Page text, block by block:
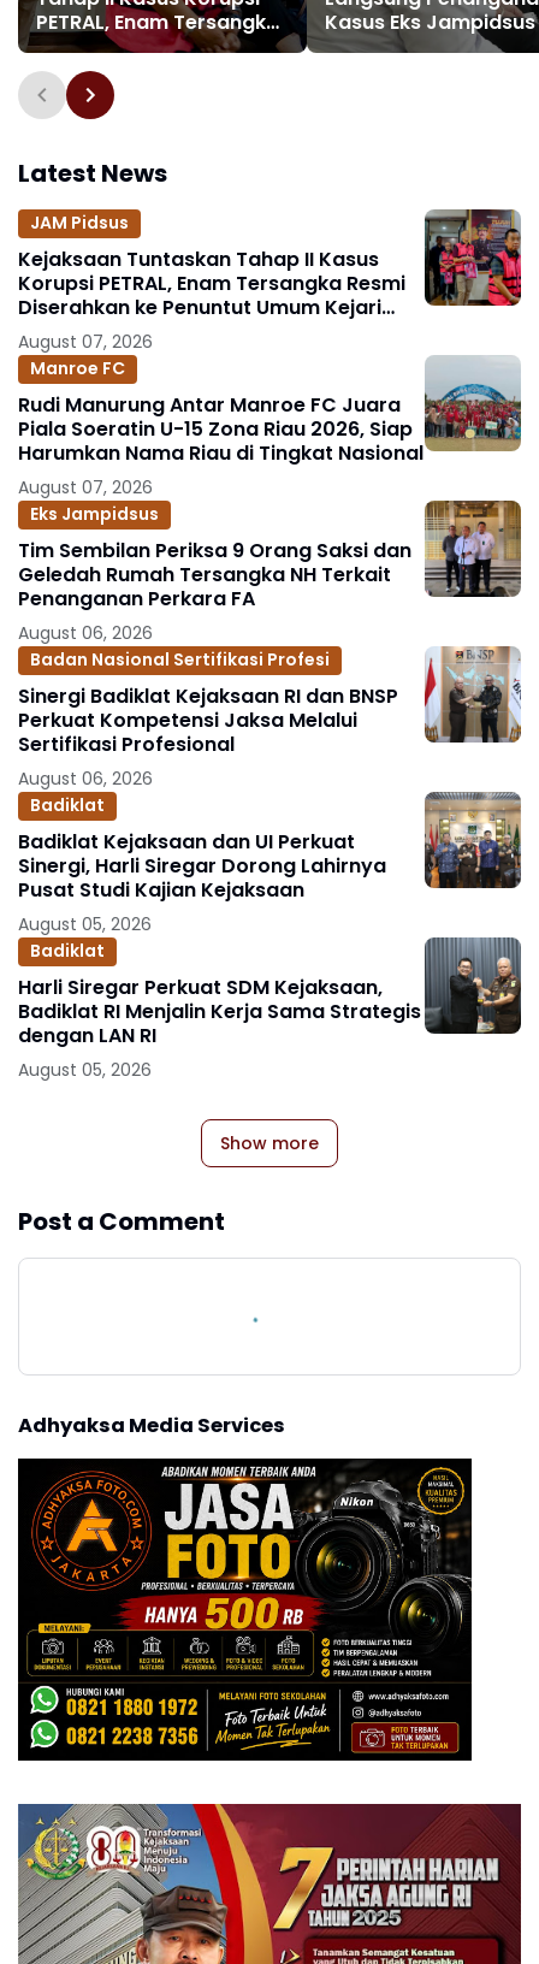
PETRAL, Enam Tersangka
Resmi Diserahkan ke
Penuntut Umum Kejari
Jakpus
Kasus Eks Jampidsus
Apresiasi Kinerja Tim
Latest News
JAM Pidsus
Kejaksaan Tuntaskan Tahap II Kasus
Korupsi PETRAL, Enam Tersangka Resmi
Diserahkan ke Penuntut Umum Kejari
Jakpus
August 07, 2026
Manroe FC
Rudi Manurung Antar Manroe FC Juara
Piala Soeratin U-15 Zona Riau 2026, Siap
Harumkan Nama Riau di Tingkat Nasional
August 07, 2026
Eks Jampidsus
Tim Sembilan Periksa 9 Orang Saksi dan
Geledah Rumah Tersangka NH Terkait
Penanganan Perkara FA
August 06, 2026
Badan Nasional Sertifikasi Profesi
Sinergi Badiklat Kejaksaan RI dan BNSP
Perkuat Kompetensi Jaksa Melalui
Sertifikasi Profesional
August 06, 2026
Badiklat
Badiklat Kejaksaan dan UI Perkuat
Sinergi, Harli Siregar Dorong Lahirnya
Pusat Studi Kajian Kejaksaan
August 05, 2026
Badiklat
Harli Siregar Perkuat SDM Kejaksaan,
Badiklat RI Menjalin Kerja Sama Strategis
dengan LAN RI
August 05, 2026
Show more
Post a Comment
Adhyaksa Media Services